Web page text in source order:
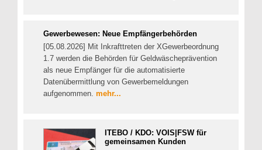
Gewerbewesen: Neue Empfängerbehörden
[05.08.2026] Mit Inkrafttreten der XGewerbeordnung
1.7 werden die Behörden für Geldwäscheprävention
als neue Empfänger für die automatisierte
Datenübermittlung von Gewerbemeldungen
aufgenommen. mehr...
ITEBO / KDO: VOIS|FSW für
gemeinsamen Kunden